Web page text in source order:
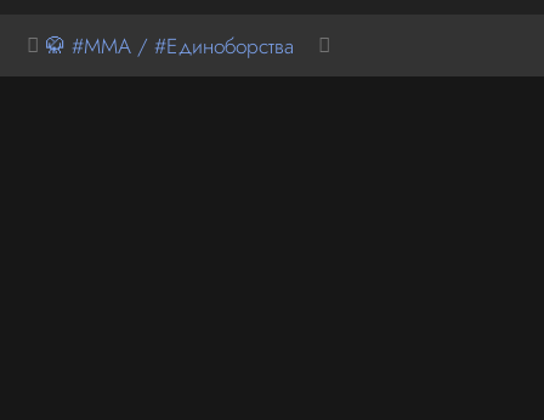
🥋 #MMA / #Единоборства